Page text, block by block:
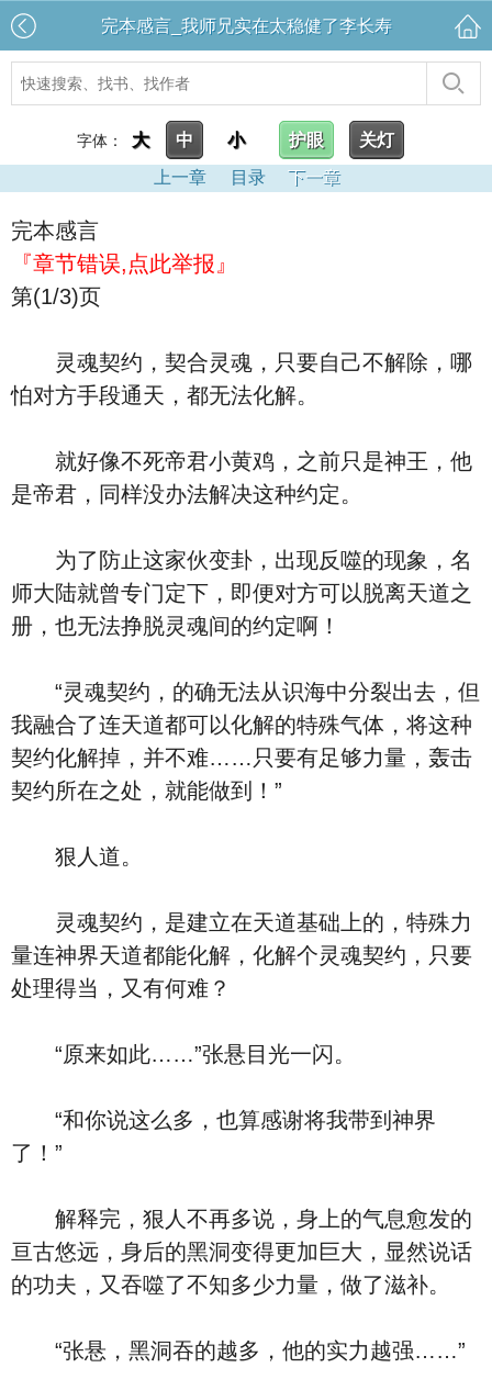
完本感言_我师兄实在太稳健了李长寿
字体： 大 中 小 护眼
关灯
上一章
目录 下一章
完本感言
『章节错误,点此举报』
第(1/3)页
灵魂契约，契合灵魂，只要自己不解除，哪
怕对方手段通天，都无法化解。
就好像不死帝君小黄鸡，之前只是神王，他
是帝君，同样没办法解决这种约定。
为了防止这家伙变卦，出现反噬的现象，名
师大陆就曾专门定下，即便对方可以脱离天道之
册，也无法挣脱灵魂间的约定啊！
“灵魂契约，的确无法从识海中分裂出去，但
我融合了连天道都可以化解的特殊气体，将这种
契约化解掉，并不难……只要有足够力量，轰击
契约所在之处，就能做到！”
狠人道。
灵魂契约，是建立在天道基础上的，特殊力
量连神界天道都能化解，化解个灵魂契约，只要
处理得当，又有何难？
“原来如此……”张悬目光一闪。
“和你说这么多，也算感谢将我带到神界
了！”
解释完，狠人不再多说，身上的气息愈发的
亘古悠远，身后的黑洞变得更加巨大，显然说话
的功夫，又吞噬了不知多少力量，做了滋补。
“张悬，黑洞吞的越多，他的实力越强……”